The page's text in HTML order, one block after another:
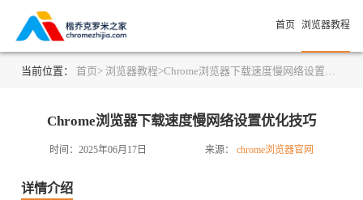
首页 浏览器教程
当前位置： 首页> 浏览器教程>Chrome浏览器下载速度慢网络设置优化技巧
Chrome浏览器下载速度慢网络设置优化技巧
时间：2025年06月17日 来源： chrome浏览器官网
详情介绍